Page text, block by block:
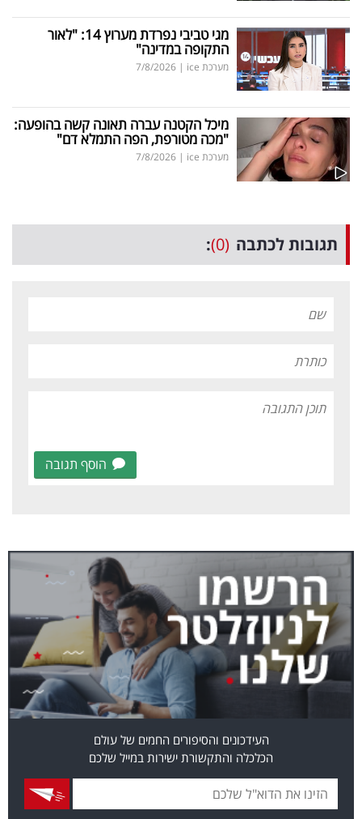
מגי טביבי נפרדת מערוץ 14: "לאור
התקופה במדינה"
מערכת ice |
7/8/2026
מיכל הקטנה עברה תאונה קשה בהופעה:
"מכה מטורפת, הפה התמלא דם"
מערכת ice |
7/8/2026
תגובות לכתבה (0)
:
הוסף תגובה
העידכונים והסיפורים החמים של עולם
הכלכלה והתקשורת ישירות במייל שלכם